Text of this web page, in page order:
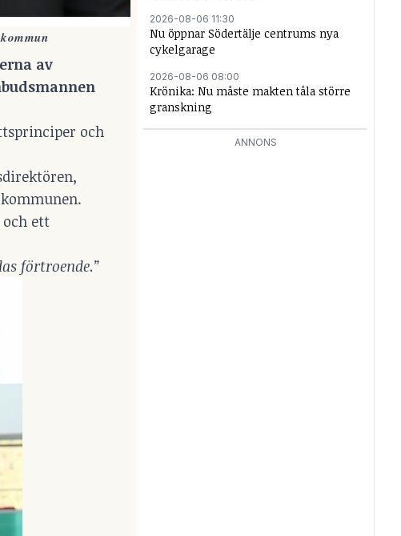
av
och
ett
förtroende.”
2026-08-06 11:30
Nu öppnar Södertälje centrums nya
cykelgarage
2026-08-06 08:00
Krönika: Nu måste makten tåla större
granskning
ANNONS